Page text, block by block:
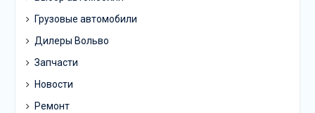
Грузовые автомобили
Дилеры Вольво
Запчасти
Новости
Ремонт